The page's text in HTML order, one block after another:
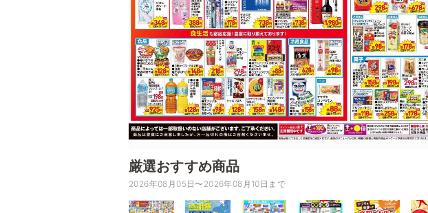
厳選おすすめ商品
2026年08月05日〜2026年08月10日まで